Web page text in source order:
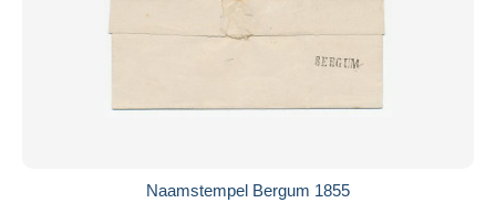
Naamstempel Bergum 1855